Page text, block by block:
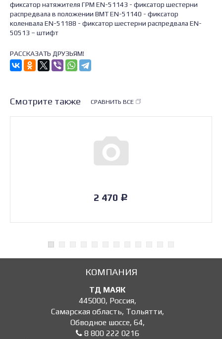
фиксатор натяжителя ГРМ EN-51143 - фиксатор шестерни
распредвала в положении ВМТ EN-51140 - фиксатор
коленвала EN-51188 - фиксатор шестерни распредвала EN-
50513 – штифт
РАССКАЗАТЬ ДРУЗЬЯМ!
Смотрите также СРАВНИТЬ ВСЕ
2 470 Р
КОМПАНИЯ
ТД МАЯК
445000, Россия,
Самарская область, Тольятти,
Обводное шоссе, 64,
8 800 222 0216